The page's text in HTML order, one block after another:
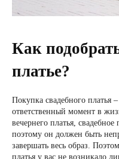
Как
платье?
Покупка свадебного платья
ответственный момент в
вечернего платья,
поэтому он должен быть
завершать весь образ.
платья у вас не возникало